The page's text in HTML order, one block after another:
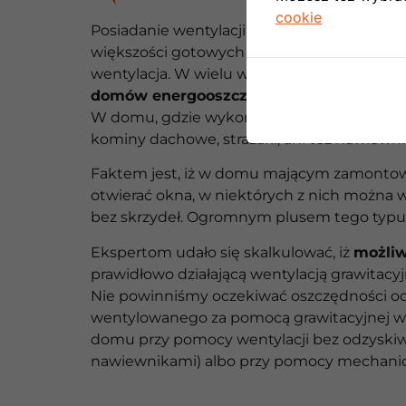
Posiadanie wentylacji jest wymagane
większości gotowych projektów, jakie
wentylacja. W wielu wypadkach takie
domów energooszczędnych zawierają
W domu, gdzie wykorzystywana jest
kominy dachowe, strażaki, ani też
Faktem jest, iż w domu mającym
otwierać okna, w niektórych z nich można
bez skrzydeł. Ogromnym plusem tego
Ekspertom udało się skalkulować, iż
prawidłowo działającą wentylacją
Nie powinniśmy oczekiwać oszczędności
wentylowanego za pomocą grawitacyjnej
domu przy pomocy wentylacji bez
nawiewnikami) albo przy pomocy
cookie